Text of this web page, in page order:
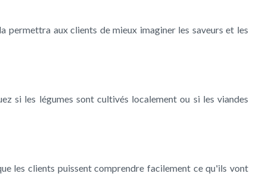
aux clients de mieux imaginer les saveurs et les
si les légumes sont cultivés localement ou si les viandes
les clients puissent comprendre facilement ce qu'ils vont